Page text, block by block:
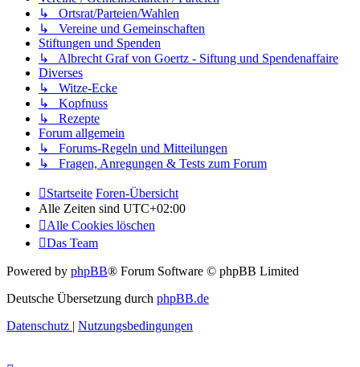
↳ Ortsrat/Parteien/Wahlen
↳ Vereine und Gemeinschaften
Stiftungen und Spenden
↳ Albrecht Graf von Goertz - Siftung und Spendenaffaire
Diverses
↳ Witze-Ecke
↳ Kopfnuss
↳ Rezepte
Forum allgemein
↳ Forums-Regeln und Mitteilungen
↳ Fragen, Anregungen & Tests zum Forum
Startseite Foren-Übersicht
Alle Zeiten sind UTC+02:00
Alle Cookies löschen
Das Team
Powered by phpBB® Forum Software © phpBB Limited
Deutsche Übersetzung durch phpBB.de
Datenschutz | Nutzungsbedingungen